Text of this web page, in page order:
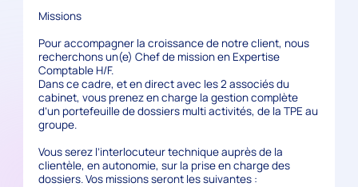
Missions
Pour accompagner la croissance de notre client, nous
recherchons un(e) Chef de mission en Expertise
Comptable H/F.
Dans ce cadre, et en direct avec les 2 associés du
cabinet, vous prenez en charge la gestion complète
d’un portefeuille de dossiers multi activités, de la TPE au
groupe.
Vous serez l’interlocuteur technique auprès de la
clientèle, en autonomie, sur la prise en charge des
dossiers. Vos missions seront les suivantes :